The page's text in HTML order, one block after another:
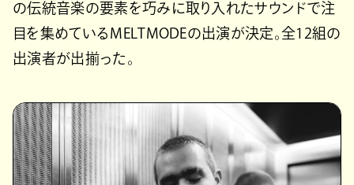
の伝統音楽の要素を巧みに取り入れたサウンドで注
目を集めているMELTMODEの出演が決定。全12組の
出演者が出揃った。